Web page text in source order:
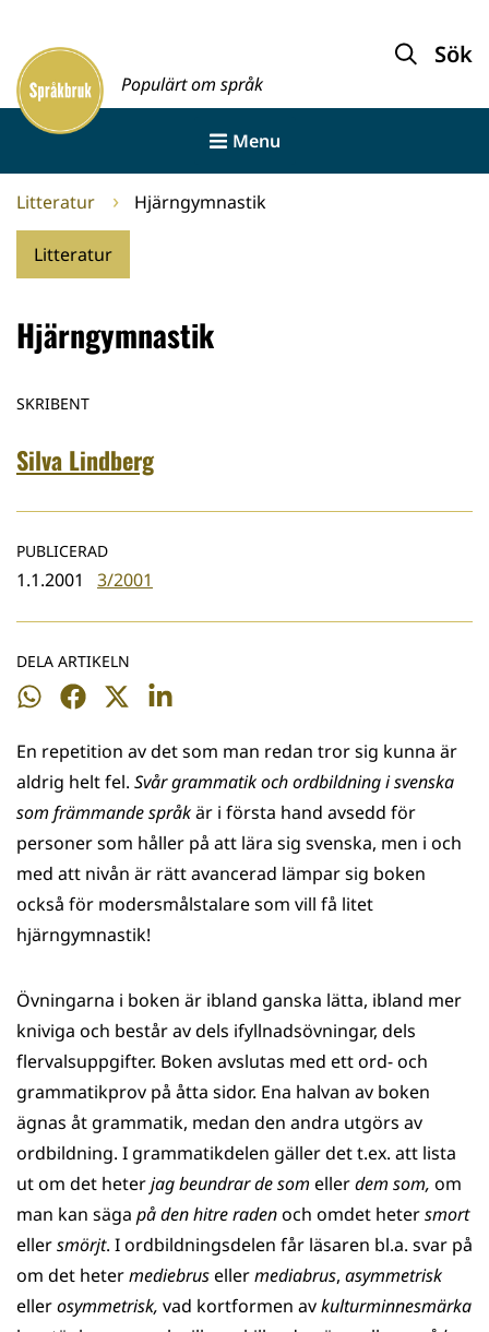
innehållet
Framsida
Populärt om språk
Sök
Menu
Litteratur Hjärngymnastik
Litteratur
Hjärngymnastik
SKRIBENT
Silva Lindberg
PUBLICERAD
1.1.2001 3/2001
DELA ARTIKELN
Dela
WhatsApp
Dela
Facebook
Dela
Twitter
Dela
LinkedIn
En repetition av det som man redan tror sig kunna är
aldrig helt fel. Svår grammatik och ordbildning i svenska
som främmande språkär i första hand avsedd för
personer som håller på att lära sig svenska, men i och
med att nivån är rätt avancerad lämpar sig boken
också för modersmålstalare som vill få litet
hjärngymnastik!
Övningarna i boken är ibland ganska lätta, ibland mer
kniviga och består av dels ifyllnads­övningar, dels
flervalsuppgifter. Boken avslutas med ett ord- och
grammatikprov på åtta sidor. Ena halvan av boken
ägnas åt grammatik, medan den andra utgörs av
ordbildning. I grammatikdelen gäller det t.ex. att lista
ut om det heterjag beundrar de som ellerdem som, om
man kan säga på den hitre radenoch omdet hetersmort
ellersmörjt. I ordbildningsdelen får läsaren bl.a. svar på
om det hetermediebrusellermediabrus, asymmetrisk
ellerosymmetrisk, vad kortformen avkultur­minnes­märka